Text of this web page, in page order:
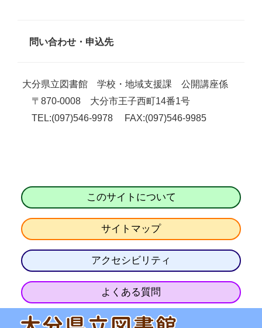
問い合わせ・申込先
大分県立図書館 学校・地域支援課 公開講座係
〒870-0008 大分市王子西町14番1号
TEL:(097)546-9978 FAX:(097)546-9985
このサイトについて
サイトマップ
アクセシビリティ
よくある質問